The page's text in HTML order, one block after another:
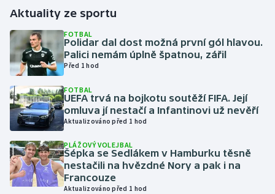
Golf
Gymnastika
Házená
Jezdectví
Judo
Krasobruslení
Aktuality ze sportu
FOTBAL
Polidar dal dost možná první gól hlavou.
Palici nemám úplně špatnou, zářil
Před 1 hod
FOTBAL
UEFA trvá na bojkotu soutěží FIFA. Její
omluva jí nestačí a Infantinovi už nevěří
Aktualizováno před 1 hod
PLÁŽOVÝ VOLEJBAL
Šépka se Sedlákem v Hamburku těsně
nestačili na hvězdné Nory a pak i na
Francouze
Aktualizováno před 1 hod